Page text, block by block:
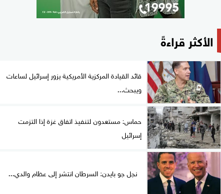
الأكثر قراءةً
قائد القيادة المركزية الأمريكية يزور إسرائيل لساعات
ويبحث...
حماس: مستعدون لتنفيذ اتفاق غزة إذا التزمت
إسرائيل
نجل جو بايدن: السرطان انتشر إلى عظام والدي...